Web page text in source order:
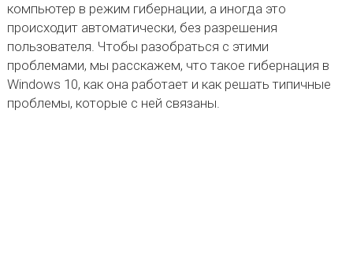
компьютер в режим гибернации, а иногда это
происходит автоматически, без разрешения
пользователя. Чтобы разобраться с этими
проблемами, мы расскажем, что такое гибернация в
Windows 10, как она работает и как решать типичные
проблемы, которые с ней связаны.